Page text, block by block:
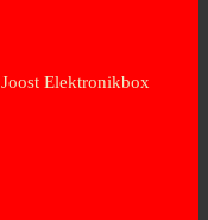
Joost Elektronikbox